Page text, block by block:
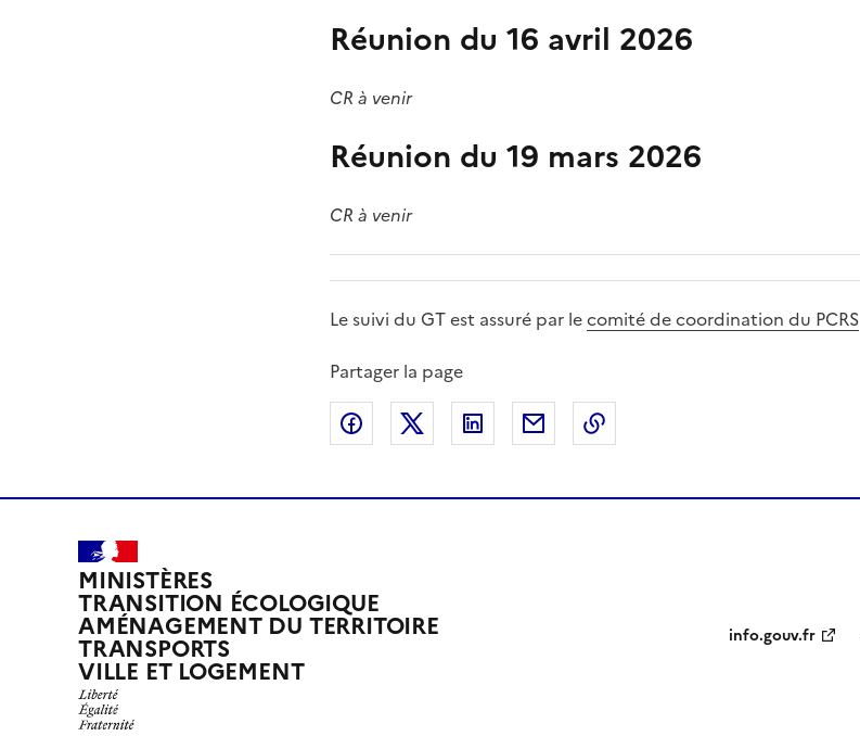
Réunion du 16 avril 2026
CR à venir
Réunion du 19 mars 2026
CR à venir
Le suivi du GT est assuré par lecomité de coordination du PCRS
Partager la page
Partager sur Facebook
Partager sur XPartager sur LinkedIn
Partager par email
MINISTÈRES
TRANSITION ÉCOLOGIQUE
AMÉNAGEMENT DU TERRITOIRE
TRANSPORTS
VILLE ET LOGEMENT
info.gouv.fr